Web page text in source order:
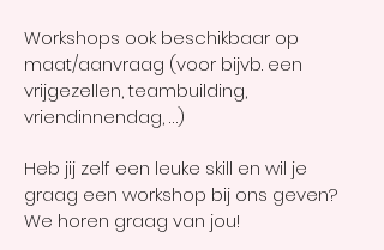
Workshops ook beschikbaar op
maat/aanvraag (voor bijvb. een
vrijgezellen, teambuilding,
vriendinnendag, …)
Heb jij zelf een leuke skill en wil je
graag een workshop bij ons geven?
We horen graag van jou!